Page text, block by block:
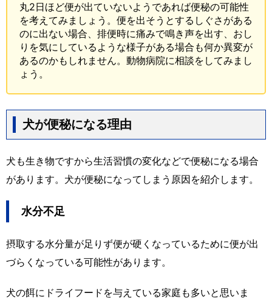
丸2日ほど便が出ていないようであれば便秘の可能性
を考えてみましょう。便を出そうとするしぐさがある
のに出ない場合、排便時に痛みで鳴き声を出す、おし
りを気にしているような様子がある場合も何か異変が
あるのかもしれません。動物病院に相談をしてみまし
ょう。
犬が便秘になる理由
犬も生き物ですから生活習慣の変化などで便秘になる場合
があります。犬が便秘になってしまう原因を紹介します。
水分不足
摂取する水分量が足りず便が硬くなっているために便が出
づらくなっている可能性があります。
犬の餌にドライフードを与えている家庭も多いと思いま